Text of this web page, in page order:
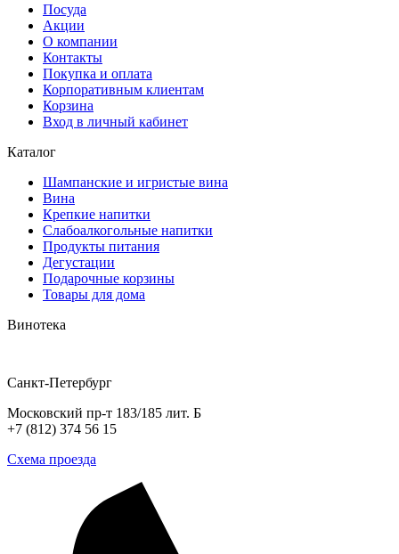
Посуда
Акции
О компании
Контакты
Покупка и оплата
Корпоративным клиентам
Корзина
Вход в личный кабинет
Каталог
Шампанские и игристые вина
Вина
Крепкие напитки
Слабоалкогольные напитки
Продукты питания
Дегустации
Подарочные корзины
Товары для дома
Винотека
Санкт-Петербург
Московский пр-т 183/185 лит. Б
+7 (812) 374 56 15
Схема проезда